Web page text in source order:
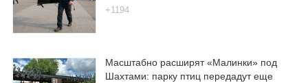
+1194
Масштабно расширят «Малинки» под
Шахтами: парку птиц передадут еще